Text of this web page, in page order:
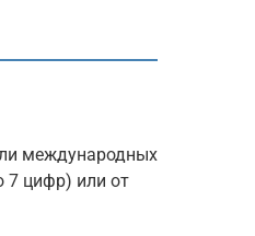
международных
7 цифр) или от